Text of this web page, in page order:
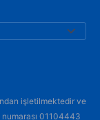
işletilmektedir ve
numarası 01104443